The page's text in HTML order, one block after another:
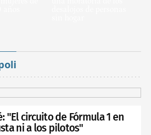
"El circuito de Fórmula 1 en
ni a los pilotos"